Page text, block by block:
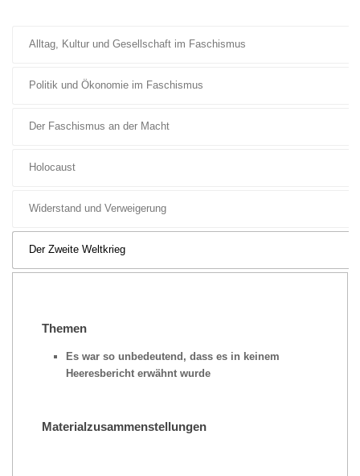
Alltag, Kultur und Gesellschaft im Faschismus
Politik und Ökonomie im Faschismus
Der Faschismus an der Macht
Holocaust
Widerstand und Verweigerung
Der Zweite Weltkrieg
Themen
Es war so unbedeutend, dass es in keinem
Heeresbericht erwähnt wurde
Materialzusammenstellungen